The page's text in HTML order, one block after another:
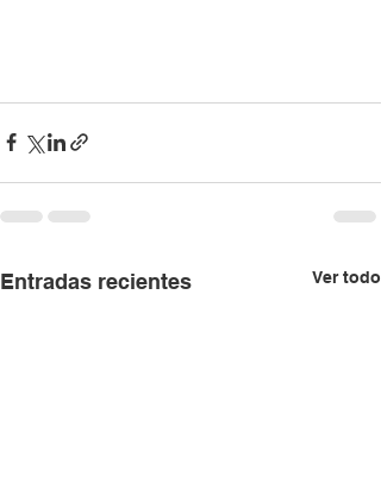
Entradas recientes Ver todo